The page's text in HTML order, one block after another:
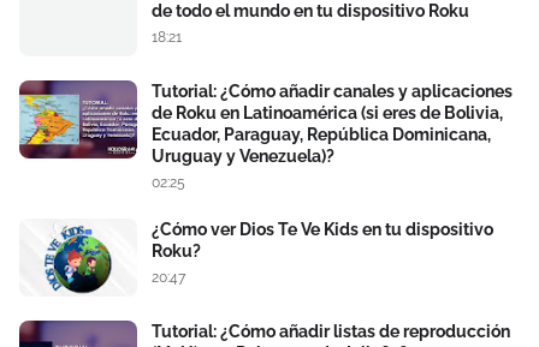
de todo el mundo en tu dispositivo Roku
18:21
Tutorial: ¿Cómo añadir canales y aplicaciones
de Roku en Latinoamérica (si eres de Bolivia,
Ecuador, Paraguay, República Dominicana,
Uruguay y Venezuela)?
02:25
¿Cómo ver Dios Te Ve Kids en tu dispositivo
Roku?
20:47
Tutorial: ¿Cómo añadir listas de reproducción